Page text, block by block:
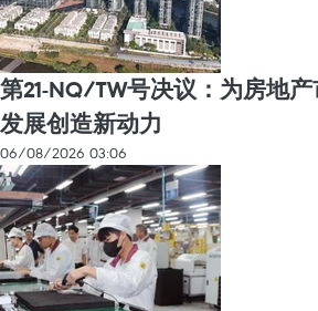
第21-NQ/TW号决议：为房地
发展创造新动力
06/08/2026 03:06